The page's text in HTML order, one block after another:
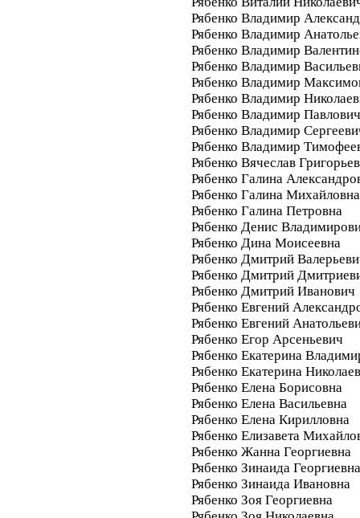
Рябенко Владимир
Рябенко Владимир
Рябенко Владимир
Рябенко Владимир
Рябенко Владимир
Рябенко Владимир
Рябенко Владимир Павлович
Рябенко Владимир
Рябенко Владимир
Рябенко Вячеслав
Рябенко Галина
Рябенко Галина Михайловна
Рябенко Галина Петровна
Рябенко Денис
Рябенко Дина Моисеевна
Рябенко Дмитрий
Рябенко Дмитрий
Рябенко Дмитрий Иванович
Рябенко Евгений
Рябенко Евгений
Рябенко Егор Арсеньевич
Рябенко Екатерина
Рябенко Екатерина
Рябенко Елена Борисовна
Рябенко Елена Васильевна
Рябенко Елена Кирилловна
Рябенко Елизавета
Рябенко Жанна Георгиевна
Рябенко Зинаида Георгиевна
Рябенко Зинаида Ивановна
Рябенко Зоя Георгиевна